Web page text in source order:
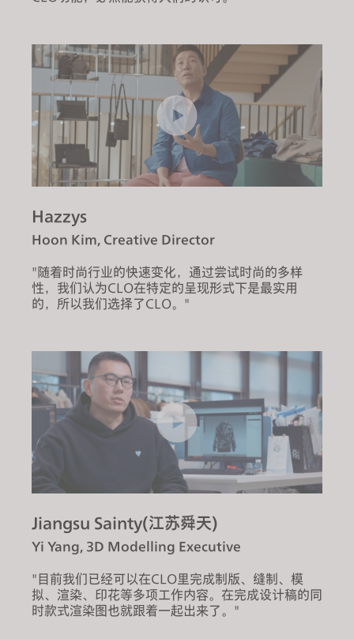
Hazzys
Hoon Kim, Creative Director
"随着时尚行业的快速变化，通过尝试时尚的多样
性，我们认为CLO在特定的呈现形式下是最实用
的，所以我们选择了CLO。"
Jiangsu Sainty(江苏舜天)
Yi Yang, 3D Modelling Executive
"目前我们已经可以在CLO里完成制版、缝制、模
拟、渲染、印花等多项工作内容。在完成设计稿的同
时款式渲染图也就跟着一起出来了。"